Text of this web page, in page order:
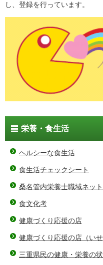
し、登録を行っています。
栄養・食生活
ヘルシーな食生活
食生活チェックシート
桑名管内栄養士職域ネッ
食文化考
健康づくり応援の店
健康づくり応援の店（い
三重県民の健康・栄養の